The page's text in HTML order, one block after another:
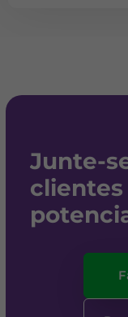
Junte-
clientes